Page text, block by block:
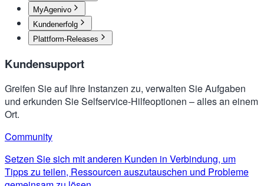
MyAgenivo
Kundenerfolg
Plattform-Releases
Kundensupport
Greifen Sie auf Ihre Instanzen zu, verwalten Sie Aufgaben
und erkunden Sie Selfservice-Hilfeoptionen – alles an einem
Ort.
Community
Setzen Sie sich mit anderen Kunden in Verbindung, um
Tipps zu teilen, Ressourcen auszutauschen und Probleme